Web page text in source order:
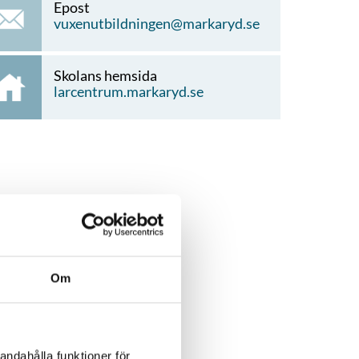
Om
funktioner för
Epost
vuxenutbildningen@markaryd.se
Skolans hemsida
larcentrum.markaryd.se